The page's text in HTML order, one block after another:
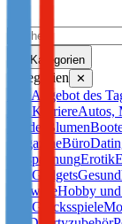
Kategorien
Kategorien ✕
Angebot des
und KarriereAutos,
Kinder
Blumen
MagazineBüro
EntspannungErotik
und Gadgets
SoftwareHobby
und Glücksspiele